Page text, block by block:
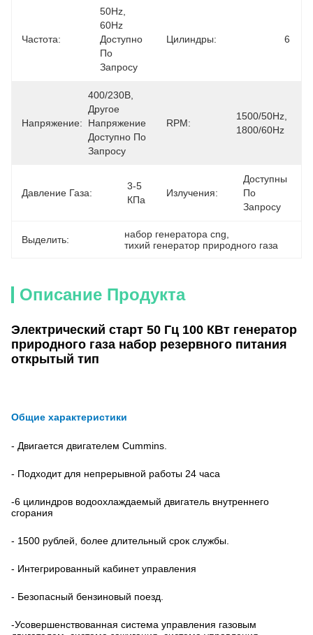
Частота:
50Hz,
60Hz
Доступно
По
Запросу
Цилиндры: 6
Напряжение:
400/230В,
Другое
Напряжение
Доступно По
Запросу
RPM:
1500/50Hz,
1800/60Hz
Давление Газа:
3-5
КПа
Излучения:
Доступны
По
Запросу
Выделить: набор генератора cng
тихий генератор природного газа
Описание Продукта
Электрический старт 50 Гц 100 КВт генератор
природного газа набор резервного питания
открытый тип
Общие характеристики
- Двигается двигателем Cummins.
- Подходит для непрерывной работы 24 часа
-6 цилиндров водоохлаждаемый двигатель внутреннего
сгорания
- 1500 рублей, более длительный срок службы.
- Интегрированный кабинет управления
- Безопасный бензиновый поезд.
-Усовершенствованная система управления газовым